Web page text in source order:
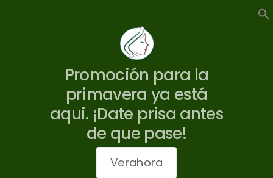
Promoción para la
primavera ya está
aqui. ¡Date prisa antes
de que pase!
Verahora